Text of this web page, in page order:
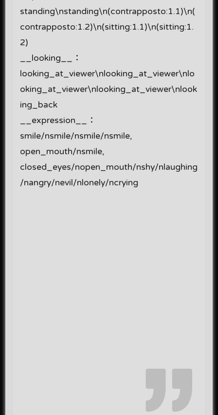
standing\nstanding\n(contrapposto:1.1)\n(
contrapposto:1.2)\n(sitting:1.1)\n(sitting:1.
2)
__looking__：
looking_at_viewer\nlooking_at_viewer\nlo
oking_at_viewer\nlooking_at_viewer\nlook
ing_back
__expression__：
smile/nsmile/nsmile/nsmile,
open_mouth/nsmile,
closed_eyes/nopen_mouth/nshy/nlaughing
/nangry/nevil/nlonely/ncrying